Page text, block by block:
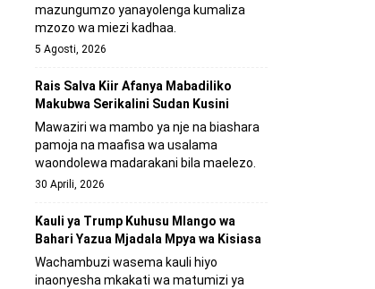
mazungumzo yanayolenga kumaliza
mzozo wa miezi kadhaa.
5 Agosti, 2026
Rais Salva Kiir Afanya Mabadiliko
Makubwa Serikalini Sudan Kusini
Mawaziri wa mambo ya nje na biashara
pamoja na maafisa wa usalama
waondolewa madarakani bila maelezo.
30 Aprili, 2026
Kauli ya Trump Kuhusu Mlango wa
Bahari Yazua Mjadala Mpya wa Kisiasa
Wachambuzi wasema kauli hiyo
inaonyesha mkakati wa matumizi ya